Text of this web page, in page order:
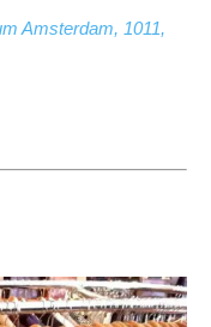
Amsterdam, 1011,